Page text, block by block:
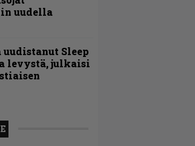
uudella
Sleep
levystä, julkaisi